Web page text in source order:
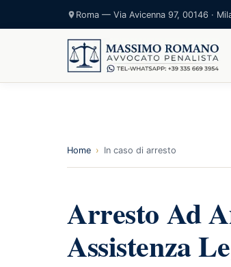
Roma — Via Avicenna 97, 00146 ·
Home › In caso di arresto
Arresto Ad
Assistenza